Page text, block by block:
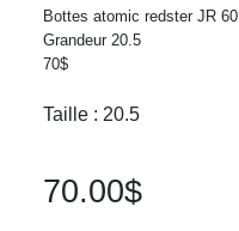
Bottes atomic redster JR 60
Grandeur 20.5
70$
Taille : 20.5
70.00$